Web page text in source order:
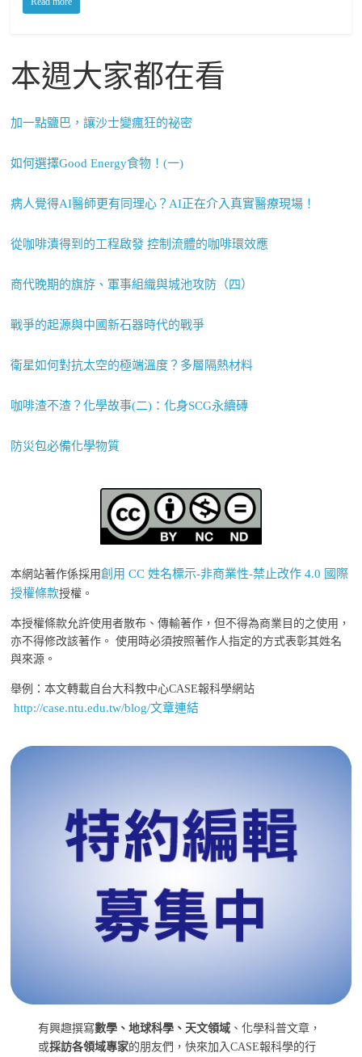
本週大家都在看
加一點鹽巴，讓沙士變瘋狂的祕密
如何選擇Good Energy食物！(一)
病人覺得AI醫師更有同理心？AI正在介入真實醫療現場！
從咖啡漬得到的工程啟發 控制流體的咖啡環效應
商代晚期的旗斿、軍事組織與城池攻防（四）
戰爭的起源與中國新石器時代的戰爭
衛星如何對抗太空的極端溫度？多層隔熱材料
咖啡渣不渣？化學故事(二)：化身SCG永續磚
防災包必備化學物質
本網站著作係採用創用 CC 姓名標示-非商業性-禁止改作 4.0 國際
授權條款授權。
本授權條款允許使用者散布、傳輸著作，但不得為商業目的之使用，
亦不得修改該著作。 使用時必須按照著作人指定的方式表彰其姓名
與來源。
舉例：本文轉載自台大科教中心CASE報科學網站
http://case.ntu.edu.tw/blog/文章連結
有興趣撰寫數學、地球科學、天文領域 、化學科普文章，
或採訪各領域專家的朋友們，快來加入CASE報科學的行